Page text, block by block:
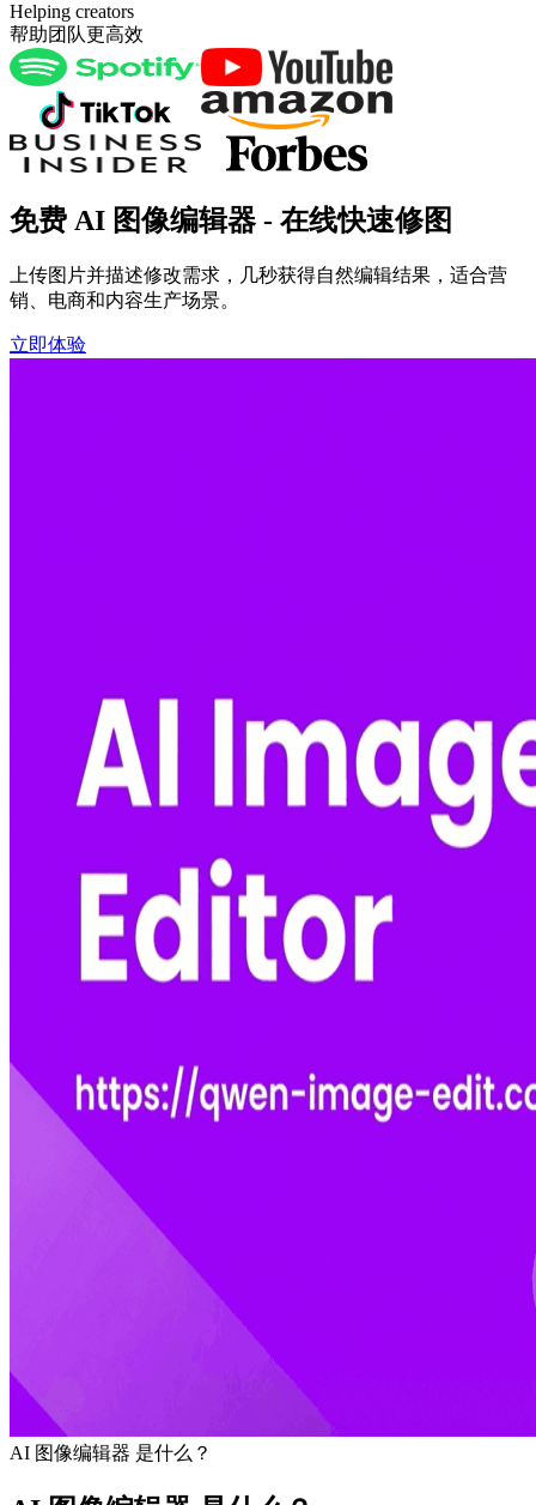
Helping creators
帮助团队更高效
免费 AI 图像编辑器 - 在线快速修图
上传图片并描述修改需求，几秒获得自然编辑结果，适合营
销、电商和内容生产场景。
立即体验
AI 图像编辑器 是什么？